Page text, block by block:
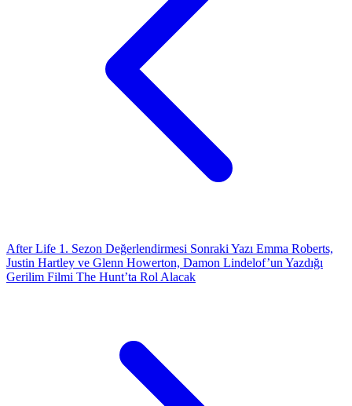
After Life 1. Sezon Değerlendirmesi Sonraki Yazı Emma Roberts,
Justin Hartley ve Glenn Howerton, Damon Lindelof’un Yazdığı
Gerilim Filmi The Hunt’ta Rol Alacak